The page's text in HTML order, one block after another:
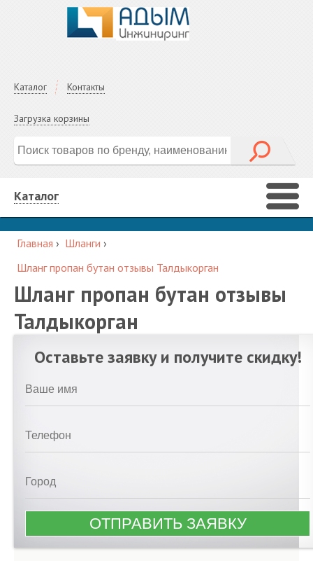
Каталог Контакты
Загрузка корзины
Каталог
Главная › Шланги ›
Шланг пропан бутан отзывы Талдыкорган
Шланг пропан бутан отзывы
Талдыкорган
Оставьте заявку и получите скидку!